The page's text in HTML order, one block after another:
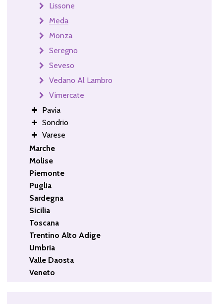
Lissone
Meda
Monza
Seregno
Seveso
Vedano Al Lambro
Vimercate
Pavia
Sondrio
Varese
Marche
Molise
Piemonte
Puglia
Sardegna
Sicilia
Toscana
Trentino Alto Adige
Umbria
Valle Daosta
Veneto